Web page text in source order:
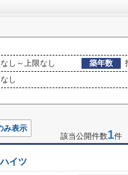
し～上限なし 築年数
し
み表示
該当公開件数1件
イツ